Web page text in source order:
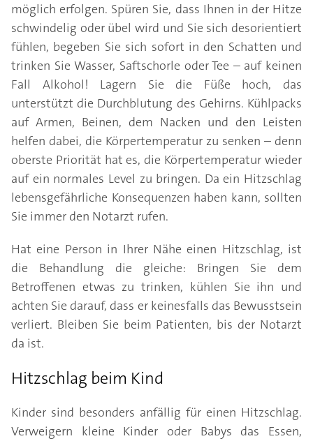
möglich erfolgen. Spüren Sie, dass Ihnen in der Hitze
schwindelig oder übel wird und Sie sich desorientiert
fühlen, begeben Sie sich sofort in den Schatten und
trinken Sie Wasser, Saftschorle oder Tee – auf keinen
Fall Alkohol! Lagern Sie die Füße hoch, das
unterstützt die Durchblutung des Gehirns. Kühlpacks
auf Armen, Beinen, dem Nacken und den Leisten
helfen dabei, die Körpertemperatur zu senken – denn
oberste Priorität hat es, die Körpertemperatur wieder
auf ein normales Level zu bringen. Da ein Hitzschlag
lebensgefährliche Konsequenzen haben kann, sollten
Sie immer den Notarzt rufen.
Hat eine Person in Ihrer Nähe einen Hitzschlag, ist
die Behandlung die gleiche: Bringen Sie dem
Betroffenen etwas zu trinken, kühlen Sie ihn und
achten Sie darauf, dass er keinesfalls das Bewusstsein
verliert. Bleiben Sie beim Patienten, bis der Notarzt
da ist.
Hitzschlag beim Kind
Kinder sind besonders anfällig für einen Hitzschlag.
Verweigern kleine Kinder oder Babys das Essen,